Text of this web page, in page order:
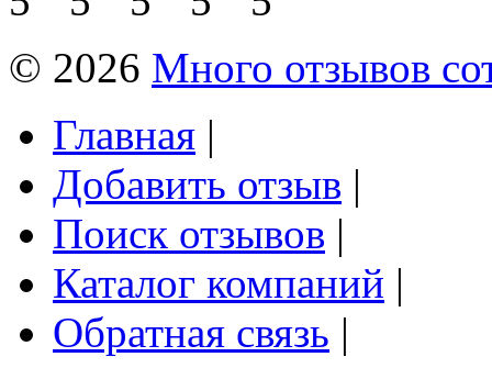
© 2026 Много отзывов
Главная |
Добавить отзыв |
Поиск отзывов |
Каталог компаний |
Обратная связь |